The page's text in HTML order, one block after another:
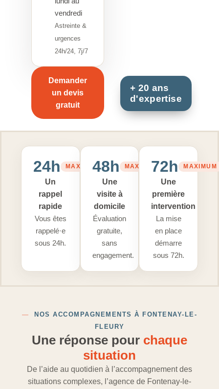
vendredi
Astreinte &
urgences
24h/24, 7j/7
Demander
un devis
gratuit
24h MAXIMUM
Un
rappel
rapide
Vous êtes
rappelé·e
sous 24h.
48h MAXIMUM
Une
visite à
domicile
Évaluation
gratuite,
sans
engagement.
72h MAXIMUM
Une
première
intervention
La mise
en place
démarre
sous 72h.
— NOS ACCOMPAGNEMENTS À FONTENAY-LE-
FLEURY
Une réponse pour chaque
situation
De l’aide au quotidien à l’accompagnement des
situations complexes, l’agence de Fontenay-le-